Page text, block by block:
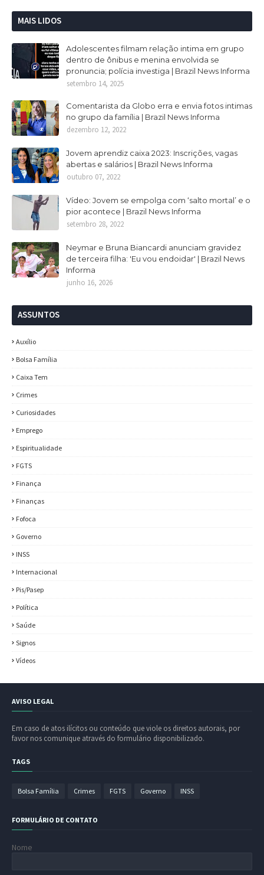
MAIS LIDOS
Adolescentes filmam relação intima em grupo
dentro de ônibus e menina envolvida se
pronuncia; polícia investiga | Brazil News Informa
setembro 14, 2025
Comentarista da Globo erra e envia fotos intimas
no grupo da família | Brazil News Informa
dezembro 12, 2022
Jovem aprendiz caixa 2023: Inscrições, vagas
abertas e salários | Brazil News Informa
outubro 07, 2022
Vídeo: Jovem se empolga com ‘salto mortal’ e o
pior acontece | Brazil News Informa
setembro 28, 2022
Neymar e Bruna Biancardi anunciam gravidez
de terceira filha: 'Eu vou endoidar' | Brazil News
Informa
junho 16, 2026
ASSUNTOS
Auxílio
Bolsa Família
Caixa Tem
Crimes
Curiosidades
Emprego
Espiritualidade
FGTS
Finança
Finanças
Fofoca
Governo
INSS
Internacional
Pis/Pasep
Política
Saúde
Signos
Vídeos
AVISO LEGAL
Em caso de atos ilícitos ou conteúdo que viole os direitos autorais, por
favor nos comunique através do formulário disponibilizado.
TAGS
Bolsa Família Crimes FGTS Governo INSS
FORMULÁRIO DE CONTATO
Nome